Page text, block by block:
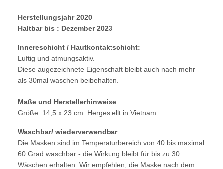
Herstellungsjahr 2020
Haltbar bis : Dezember 2023
Innereschicht / Hautkontaktschicht:
Luftig und atmungsaktiv.
Diese augezeichnete Eigenschaft bleibt auch nach mehr
als 30mal waschen beibehalten.
Maße und Herstellerhinweise:
Größe: 14,5 x 23 cm. Hergestellt in Vietnam.
Waschbar/ wiederverwendbar
Die Masken sind im Temperaturbereich von 40 bis maximal
60 Grad waschbar - die Wirkung bleibt für bis zu 30
Wäschen erhalten. Wir empfehlen, die Maske nach dem